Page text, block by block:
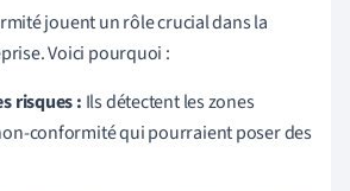
jouent un rôle crucial dans la
Voici pourquoi :
risques : Ils détectent les zones
conformité qui pourraient poser des